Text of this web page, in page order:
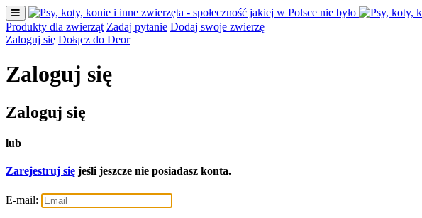
Produkty dla zwierząt Zadaj pytanie Dodaj swoje zwierzę
Zaloguj się Dołącz do Deor
Zaloguj się
Zaloguj się
lub
Zarejestruj się jeśli jeszcze nie posiadasz konta.
E-mail: